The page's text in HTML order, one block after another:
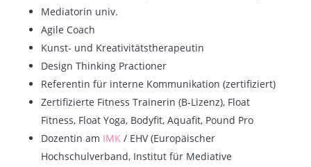
Mediatorin univ.
Agile Coach
Kunst- und Kreativitätstherapeutin
Design Thinking Practioner
Referentin für interne Kommunikation (zertifiziert)
Zertifizierte Fitness Trainerin (B-Lizenz), Float
Fitness, Float Yoga, Bodyfit, Aquafit, Pound Pro
Dozentin am IMK/ EHV (Europäischer
Hochschulverband, Institut für Mediative